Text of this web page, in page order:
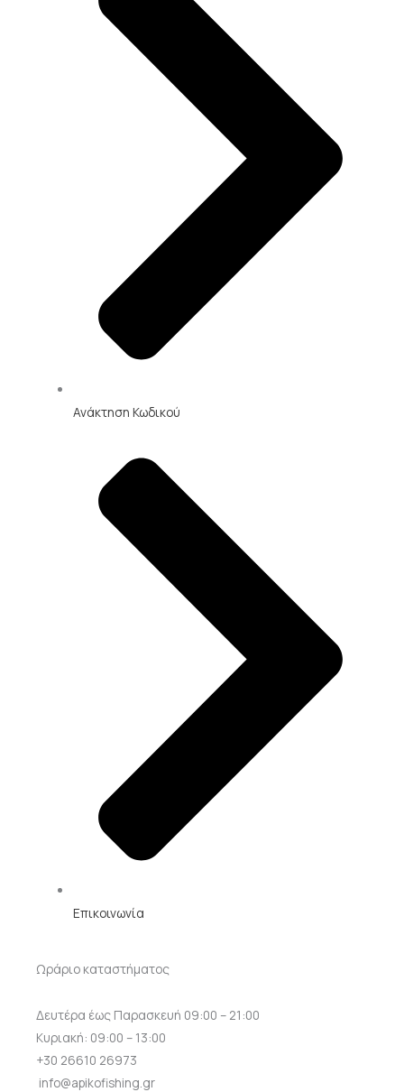
Ανάκτηση Κωδικού
Επικοινωνία
Ωράριο καταστήματος
Δευτέρα έως Παρασκευή 09:00 – 21:00
Κυριακή: 09:00 – 13:00
+30 26610 26973
info@apikofishing.gr